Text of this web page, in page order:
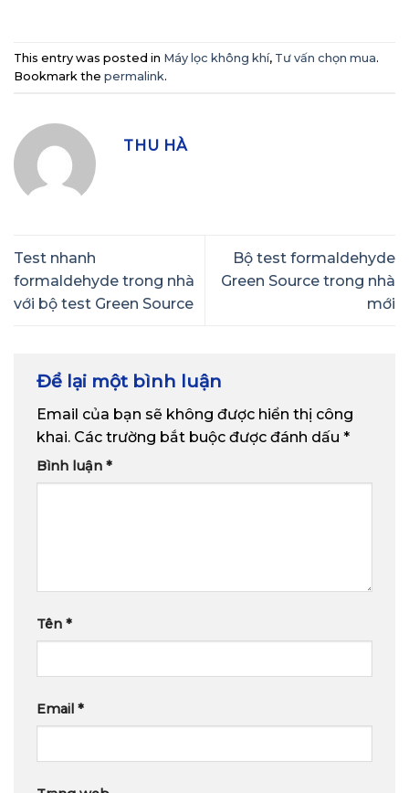
This entry was posted in Máy lọc không khí, Tư vấn chọn mua.
Bookmark the permalink.
THU HÀ
Test nhanh
formaldehyde trong nhà
với bộ test Green Source
Bộ test formaldehyde
Green Source trong nhà
mới
Để lại một bình luận
Email của bạn sẽ không được hiển thị công
khai. Các trường bắt buộc được đánh dấu *
Bình luận *
Tên *
Email *